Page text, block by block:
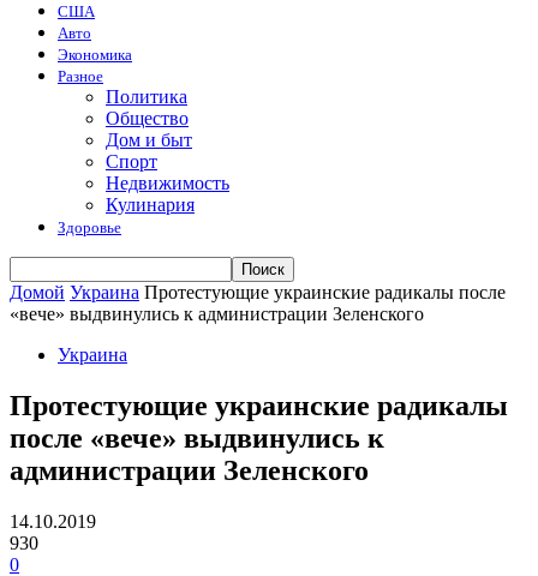
США
Авто
Экономика
Разное
Политика
Общество
Дом и быт
Спорт
Недвижимость
Кулинария
Здоровье
Домой Украина Протестующие украинские радикалы после
«вече» выдвинулись к администрации Зеленского
Украина
Протестующие украинские радикалы
после «вече» выдвинулись к
администрации Зеленского
14.10.2019
930
0